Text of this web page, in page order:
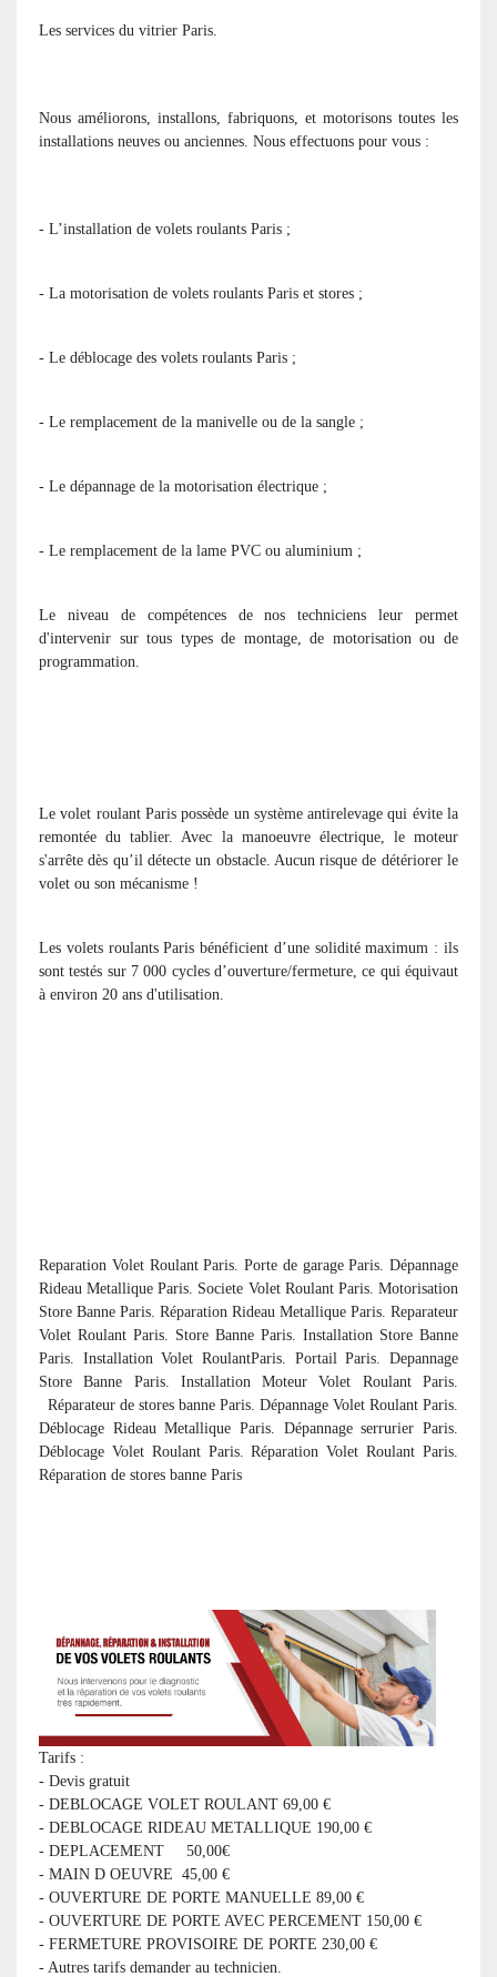
Les services du vitrier Paris.
Nous améliorons, installons, fabriquons, et motorisons toutes les
installations neuves ou anciennes. Nous effectuons pour vous :
- L’installation de volets roulants Paris ;
- La motorisation de volets roulants Paris et stores ;
- Le déblocage des volets roulants Paris ;
- Le remplacement de la manivelle ou de la sangle ;
- Le dépannage de la motorisation électrique ;
- Le remplacement de la lame PVC ou aluminium ;
Le niveau de compétences de nos techniciens leur permet
d'intervenir sur tous types de montage, de motorisation ou de
programmation.
Le volet roulant Paris possède un système antirelevage qui évite la
remontée du tablier. Avec la manoeuvre électrique, le moteur
s'arrête dès qu’il détecte un obstacle. Aucun risque de détériorer le
volet ou son mécanisme !
Les volets roulants Paris bénéficient d’une solidité maximum : ils
sont testés sur 7 000 cycles d’ouverture/fermeture, ce qui équivaut
à environ 20 ans d'utilisation.
Reparation Volet Roulant Paris. Porte de garage Paris. Dépannage
Rideau Metallique Paris. Societe Volet Roulant Paris. Motorisation
Store Banne Paris. Réparation Rideau Metallique Paris. Reparateur
Volet Roulant Paris. Store Banne Paris. Installation Store Banne
Paris. Installation Volet RoulantParis. Portail Paris. Depannage
Store Banne Paris. Installation Moteur Volet Roulant Paris.
Réparateur de stores banne Paris. Dépannage Volet Roulant Paris.
Déblocage Rideau Metallique Paris. Dépannage serrurier Paris.
Déblocage Volet Roulant Paris. Réparation Volet Roulant Paris.
Réparation de stores banne Paris
Tarifs :
- Devis gratuit
- DEBLOCAGE VOLET ROULANT 69,00 €
- DEBLOCAGE RIDEAU METALLIQUE 190,00 €
- DEPLACEMENT 50,00€
- MAIN D OEUVRE 45,00 €
- OUVERTURE DE PORTE MANUELLE 89,00 €
- OUVERTURE DE PORTE AVEC PERCEMENT 150,00 €
- FERMETURE PROVISOIRE DE PORTE 230,00 €
- Autres tarifs demander au technicien.